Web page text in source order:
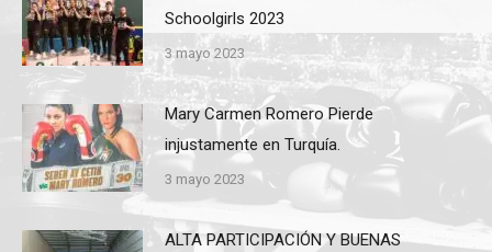
Schoolgirls 2023
3 mayo 2023
Mary Carmen Romero Pierde
injustamente en Turquía.
3 mayo 2023
ALTA PARTICIPACIÓN Y BUENAS